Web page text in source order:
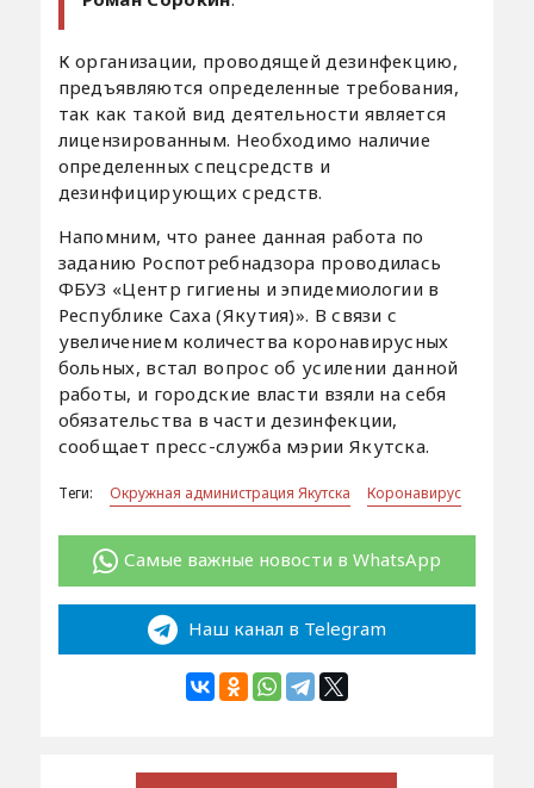
К организации, проводящей дезинфекцию,
предъявляются определенные требования,
так как такой вид деятельности является
лицензированным. Необходимо наличие
определенных спецсредств и
дезинфицирующих средств.
Напомним, что ранее данная работа по
заданию Роспотребнадзора проводилась
ФБУЗ «Центр гигиены и эпидемиологии в
Республике Саха (Якутия)». В связи с
увеличением количества коронавирусных
больных, встал вопрос об усилении данной
работы, и городские власти взяли на себя
обязательства в части дезинфекции,
сообщает пресс-служба мэрии Якутска.
Теги: Окружная администрация Якутска Коронавирус
Самые важные новости в WhatsApp
Наш канал в Telegram